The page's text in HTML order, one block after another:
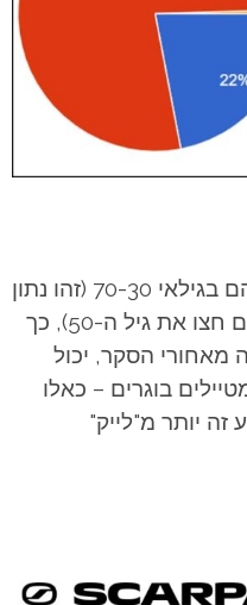
רוב משתתפי סקר המטיילים הם בגילאי 70-30 (זהו נתון
שמצביע על כך שמרבית העונים חצו את גיל ה-50), כך
מאחורי הסקר, יכול
בוגרים – כאלו
יותר מ"לייק"